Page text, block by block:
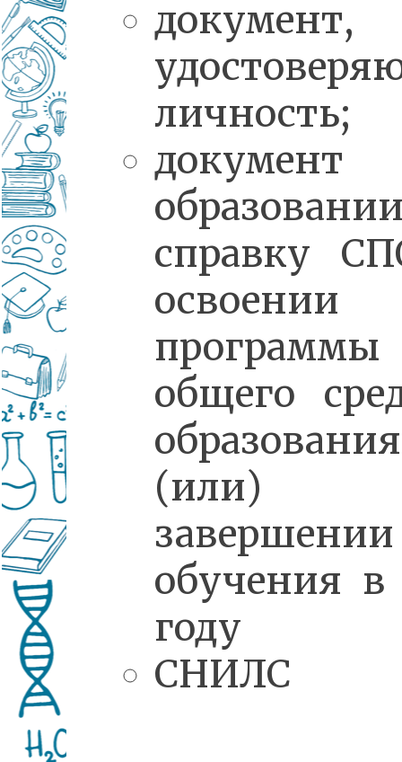
документ,
личность;
справку
освоении
программы
общего
(или)
завершении
обучения в
году
СНИЛС